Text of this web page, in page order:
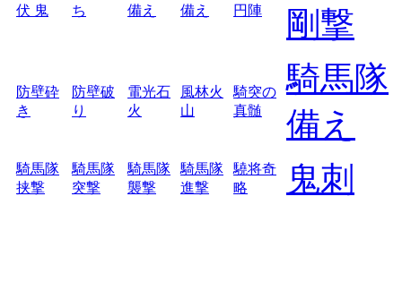
伏 鬼
ち
備え
備え
円陣
剛撃
防壁砕
き
防壁破
り
電光石
火
風林火
山
騎突の
真髄
騎馬隊
備え
騎馬隊
挟撃
騎馬隊
突撃
騎馬隊
襲撃
騎馬隊
進撃
驍将奇
略
鬼刺